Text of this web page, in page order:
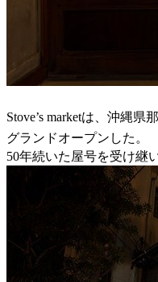
Stove’s marketは、沖縄
グランドオープンした。
50年続いた屋号を受け継